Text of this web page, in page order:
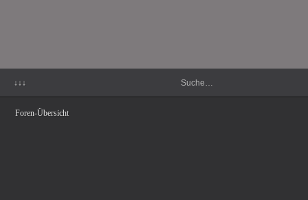
↓↓↓
Foren-Übersicht